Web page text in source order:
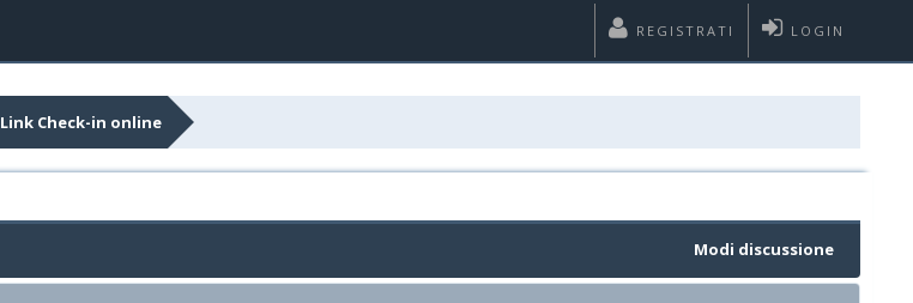
LOGIN
REGISTRATI
Link Check-in online
Modi discussione